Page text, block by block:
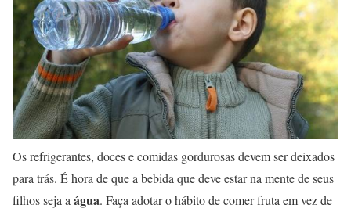
Os refrigerantes, doces e comidas gordurosas devem ser deixados
para trás. É hora de que a bebida que deve estar na mente de seus
filhos seja a água. Faça adotar o hábito de comer fruta em vez de